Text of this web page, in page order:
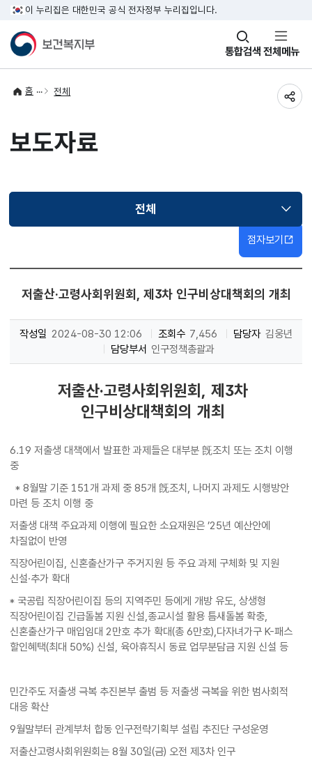
이 누리집은 대한민국 공식 전자정부 누리집입니다.
통합검색
창
열기 전체메뉴
홈 전체
보도자료
전체선택됨
점자보기
저출산·고령사회위원회, 제3차 인구비상대책회의 개최
작성일 2024-08-30 12:06 조회수 7,456 담당자 김웅년
담당부서 인구정책총괄과
저출산·고령사회위원회, 제3차
인구비상대책회의 개최
6.19 저출생 대책에서 발표한 과제들은 대부분 旣조치 또는 조치 이행
중
* 8월말 기준 151개 과제 중 85개 旣조치, 나머지 과제도 시행방안
마련 등 조치 이행 중
저출생 대책 주요과제 이행에 필요한 소요재원은 ’25년 예산안에
차질없이 반영
직장어린이집, 신혼출산가구 주거지원 등 주요 과제 구체화 및 지원
신설·추가 확대
* 국공립 직장어린이집 등의 지역주민 등에게 개방 유도, 상생형
직장어린이집 긴급돌봄 지원 신설,종교시설 활용 틈새돌봄 확충,
신혼출산가구 매입임대 2만호 추가 확대(총 6만호),다자녀가구 K-패스
할인혜택(최대 50%) 신설, 육아휴직시 동료 업무분담금 지원 신설 등
민간주도 저출생 극복 추진본부 출범 등 저출생 극복을 위한 범사회적
대응 확산
9월말부터 관계부처 합동 인구전략기획부 설립 추진단 구성운영
저출산고령사회위원회는 8월 30일(금) 오전 제3차 인구